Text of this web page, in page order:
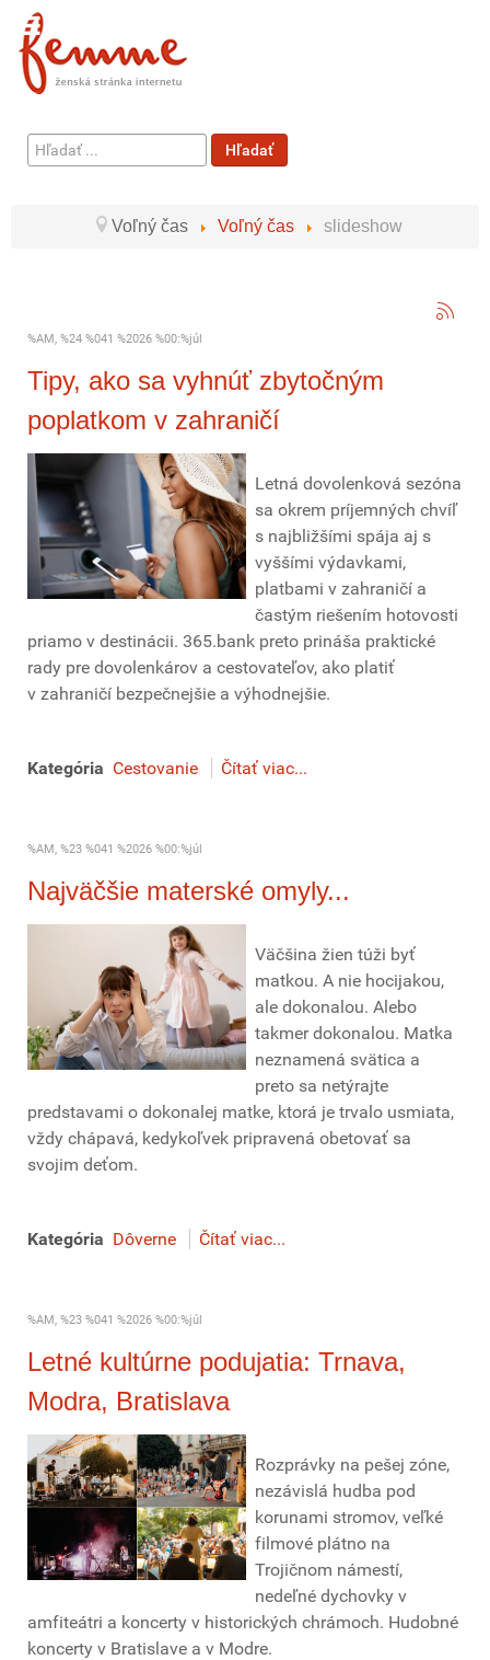
Hľadať
...
Hľadať
Voľný čas Voľný čas slideshow
%AM, %24 %041 %2026 %00:%júl
Tipy, ako sa vyhnúť zbytočným
poplatkom v zahraničí
Letná dovolenková sezóna
sa okrem príjemných chvíľ
s najbližšími spája aj s
vyššími výdavkami,
platbami v zahraničí a
častým riešením hotovosti
priamo v destinácii. 365.bank preto prináša praktické
rady pre dovolenkárov a cestovateľov, ako platiť
v zahraničí bezpečnejšie a výhodnejšie.
Kategória Cestovanie Čítať viac...
%AM, %23 %041 %2026 %00:%júl
Najväčšie materské omyly...
Väčšina žien túži byť
matkou. A nie hocijakou,
ale dokonalou. Alebo
takmer dokonalou. Matka
neznamená svätica a
preto sa netýrajte
predstavami o dokonalej matke, ktorá je trvalo usmiata,
vždy chápavá, kedykoľvek pripravená obetovať sa
svojim deťom.
Kategória Dôverne Čítať viac...
%AM, %23 %041 %2026 %00:%júl
Letné kultúrne podujatia: Trnava,
Modra, Bratislava
Rozprávky na pešej zóne,
nezávislá hudba pod
korunami stromov, veľké
filmové plátno na
Trojičnom námestí,
nedeľné dychovky v
amfiteátri a koncerty v historických chrámoch. Hudobné
koncerty v Bratislave a v Modre.